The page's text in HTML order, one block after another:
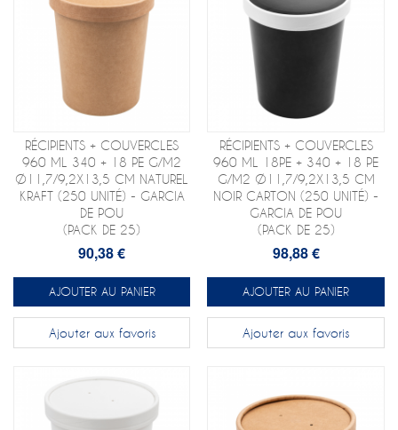
RÉCIPIENTS + COUVERCLES
960 ML 340 + 18 PE G/M2
Ø11,7/9,2X13,5 CM NATUREL
KRAFT (250 UNITÉ) - GARCIA
DE POU
(PACK DE 25)
90,38 €
AJOUTER AU PANIER
Ajouter aux favoris
RÉCIPIENTS + COUVERCLES
960 ML 18PE + 340 + 18 PE
G/M2 Ø11,7/9,2X13,5 CM
NOIR CARTON (250 UNITÉ) -
GARCIA DE POU
(PACK DE 25)
98,88 €
AJOUTER AU PANIER
Ajouter aux favoris